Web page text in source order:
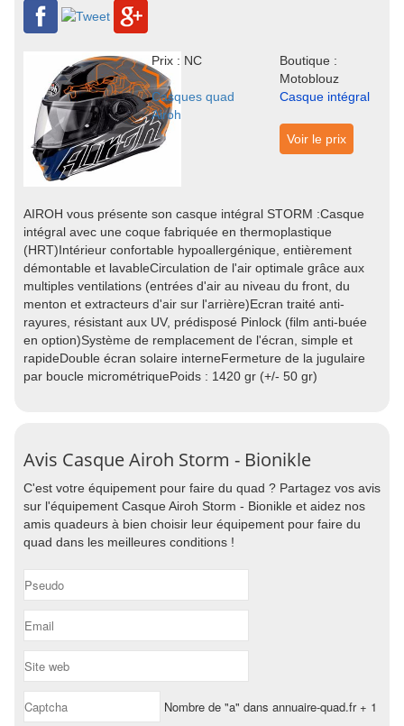
Prix : NC
Boutique :
Motoblouz
Casques quad
Airoh
Casque intégral
Voir le prix
AIROH vous présente son casque intégral STORM :Casque
intégral avec une coque fabriquée en thermoplastique
(HRT)Intérieur confortable hypoallergénique, entièrement
démontable et lavableCirculation de l'air optimale grâce aux
multiples ventilations (entrées d'air au niveau du front, du
menton et extracteurs d'air sur l'arrière)Ecran traité anti-
rayures, résistant aux UV, prédisposé Pinlock (film anti-buée
en option)Système de remplacement de l'écran, simple et
rapideDouble écran solaire interneFermeture de la jugulaire
par boucle micrométriquePoids : 1420 gr (+/- 50 gr)
Avis Casque Airoh Storm - Bionikle
C'est votre équipement pour faire du quad ? Partagez vos avis
sur l'équipement Casque Airoh Storm - Bionikle et aidez nos
amis quadeurs à bien choisir leur équipement pour faire du
quad dans les meilleures conditions !
Nombre de "a" dans annuaire-quad.fr + 1